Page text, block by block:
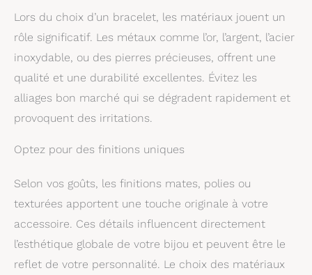
Lors du choix d’un bracelet, les matériaux jouent un
rôle significatif. Les métaux comme l’or, l’argent, l’acier
inoxydable, ou des pierres précieuses, offrent une
qualité et une durabilité excellentes. Évitez les
alliages bon marché qui se dégradent rapidement et
provoquent des irritations.
Optez pour des finitions uniques
Selon vos goûts, les finitions mates, polies ou
texturées apportent une touche originale à votre
accessoire. Ces détails influencent directement
l’esthétique globale de votre bijou et peuvent être le
reflet de votre personnalité. Le choix des matériaux